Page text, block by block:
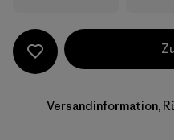
Versandinformation,